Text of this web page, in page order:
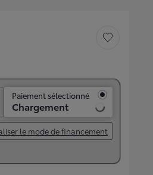
Sauvegarder le
Paiement sélectionné
Chargement
le mode de financement